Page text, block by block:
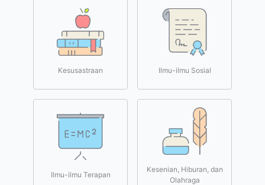
Kesusastraan Ilmu-ilmu Sosial
Ilmu-ilmu Terapan
Kesenian, Hiburan, dan
Olahraga